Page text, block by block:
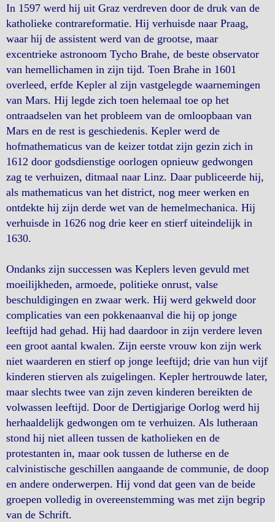
In 1597 werd hij uit Graz verdreven door de druk van de
katholieke contrareformatie. Hij verhuisde naar Praag,
waar hij de assistent werd van de grootse, maar
excentrieke astronoom Tycho Brahe, de beste observator
van hemellichamen in zijn tijd. Toen Brahe in 1601
overleed, erfde Kepler al zijn vastgelegde waarnemingen
van Mars. Hij legde zich toen helemaal toe op het
ontraadselen van het probleem van de omloopbaan van
Mars en de rest is geschiedenis. Kepler werd de
hofmathematicus van de keizer totdat zijn gezin zich in
1612 door godsdienstige oorlogen opnieuw gedwongen
zag te verhuizen, ditmaal naar Linz. Daar publiceerde hij,
als mathematicus van het district, nog meer werken en
ontdekte hij zijn derde wet van de hemelmechanica. Hij
verhuisde in 1626 nog drie keer en stierf uiteindelijk in
1630.
Ondanks zijn successen was Keplers leven gevuld met
moeilijkheden, armoede, politieke onrust, valse
beschuldigingen en zwaar werk. Hij werd gekweld door
complicaties van een pokkenaanval die hij op jonge
leeftijd had gehad. Hij had daardoor in zijn verdere leven
een groot aantal kwalen. Zijn eerste vrouw kon zijn werk
niet waarderen en stierf op jonge leeftijd; drie van hun vijf
kinderen stierven als zuigelingen. Kepler hertrouwde later,
maar slechts twee van zijn zeven kinderen bereikten de
volwassen leeftijd. Door de Dertigjarige Oorlog werd hij
herhaaldelijk gedwongen om te verhuizen. Als lutheraan
stond hij niet alleen tussen de katholieken en de
protestanten in, maar ook tussen de lutherse en de
calvinistische geschillen aangaande de communie, de doop
en andere onderwerpen. Hij vond dat geen van de beide
groepen volledig in overeenstemming was met zijn begrip
van de Schrift.